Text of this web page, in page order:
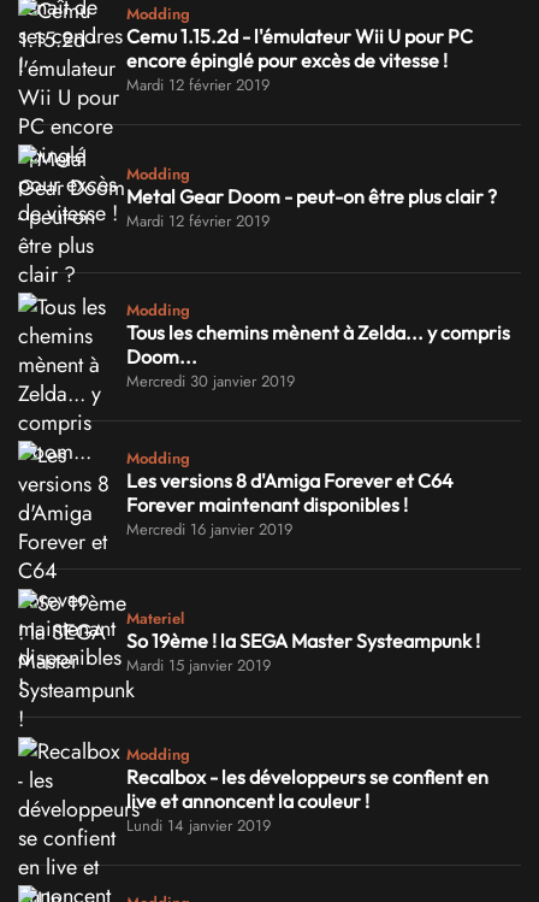
Modding
Cemu 1.15.2d - l'émulateur Wii U pour PC
encore épinglé pour excès de vitesse !
Mardi 12 février 2019
Modding
Metal Gear Doom - peut-on être plus clair ?
Mardi 12 février 2019
Modding
Tous les chemins mènent à Zelda... y compris
Doom...
Mercredi 30 janvier 2019
Modding
Les versions 8 d'Amiga Forever et C64
Forever maintenant disponibles !
Mercredi 16 janvier 2019
Materiel
So 19ème ! la SEGA Master Systeampunk !
Mardi 15 janvier 2019
Modding
Recalbox - les développeurs se confient en
live et annoncent la couleur !
Lundi 14 janvier 2019